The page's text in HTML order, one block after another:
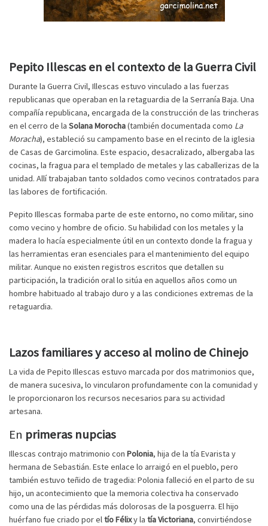
Pepito Illescas en el contexto de la Guerra Civil
Durante la Guerra Civil, Illescas estuvo vinculado a las fuerzas
republicanas que operaban en la retaguardia de la Serranía Baja. Una
compañía republicana, encargada de la construcción de las trincheras
en el cerro de la Solana Morocha(también documentada como La
Moracha), estableció su campamento base en el recinto de la iglesia
de Casas de Garcimolina. Este espacio, desacralizado, albergaba las
cocinas, la fragua para el templado de metales y las caballerizas de la
unidad. Allí trabajaban tanto soldados como vecinos contratados para
las labores de fortificación.
Pepito Illescas formaba parte de este entorno, no como militar, sino
como vecino y hombre de oficio. Su habilidad con los metales y la
madera lo hacía especialmente útil en un contexto donde la fragua y
las herramientas eran esenciales para el mantenimiento del equipo
militar. Aunque no existen registros escritos que detallen su
participación, la tradición oral lo sitúa en aquellos años como un
hombre habituado al trabajo duro y a las condiciones extremas de la
retaguardia.
Lazos familiares y acceso al molino de Chinejo
La vida de Pepito Illescas estuvo marcada por dos matrimonios que,
de manera sucesiva, lo vincularon profundamente con la comunidad y
le proporcionaron los recursos necesarios para su actividad
artesana.
En primeras nupcias
Illescas contrajo matrimonio con Polonia, hija de la tía Evarista y
hermana de Sebastián. Este enlace lo arraigó en el pueblo, pero
también estuvo teñido de tragedia: Polonia falleció en el parto de su
hijo, un acontecimiento que la memoria colectiva ha conservado
como una de las pérdidas más dolorosas de la posguerra. El hijo
huérfano fue criado por el tío Félixy la tía Victoriana, convirtiéndose